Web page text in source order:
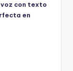
con texto
en